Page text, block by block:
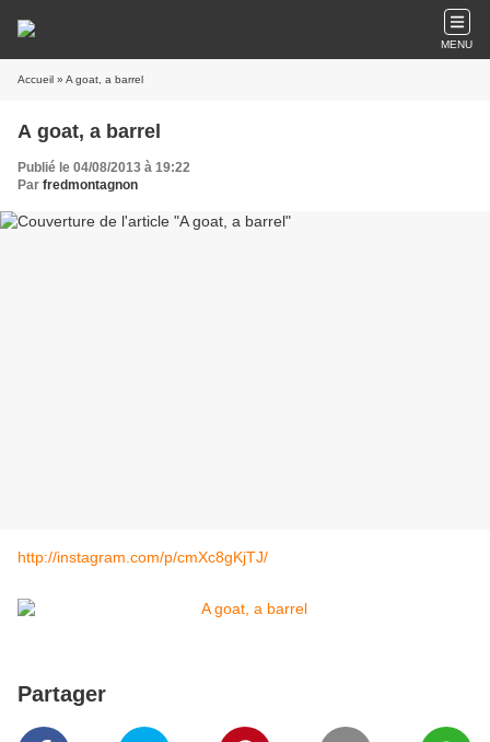
MENU
Accueil » A goat, a barrel
A goat, a barrel
Publié le 04/08/2013 à 19:22
Par fredmontagnon
http://instagram.com/p/cmXc8gKjTJ/
Partager